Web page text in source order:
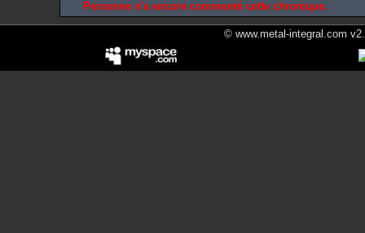
Personne n'a encore commenté cette chronique.
© www.metal-integral.com